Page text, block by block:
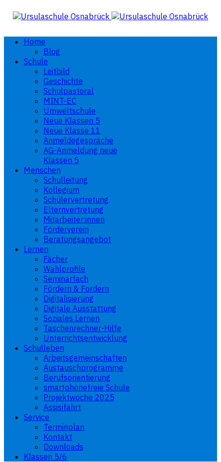
Home
Blog
Schule
Leitbild
Geschichte
Schulpastoral
MINT-EC
Umweltschule
Neue Klassen 5
Neue Klasse 11
Anmeldegespräche
AG-Anmeldung neue
Klassen 5
Menschen
Schulleitung
Kollegium
Schülervertretung
Elternvertretung
Mitarbeiter:innen
Förderverein
Beratungsangebot
Lernen
Fächer
Wahlprofile
Seminarfach
Fördern & Fordern
Digitalisierung
Digitale Ausstattung
Soziales Lernen
Taschenrechner-Hilfe
Unterrichtsentwicklung
Schulleben
Arbeitsgemeinschaften
Austauschprogramme
Berufsorientierung
smartphonefreie Schule
Projektwoche 2025
Assisifahrt
Service
Terminplan
Kontakt
Downloads
Klassen 5/6